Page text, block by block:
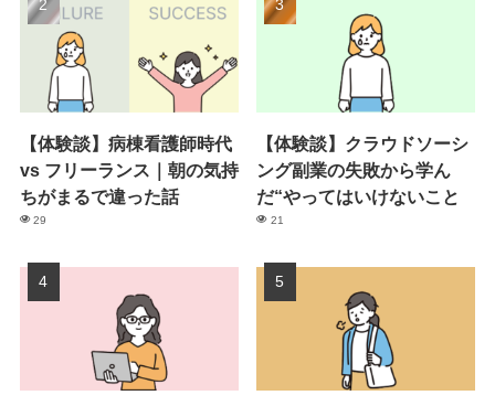
【体験談】病棟看護師時代
vs フリーランス｜朝の気持
ちがまるで違った話
29
【体験談】クラウドソーシ
ング副業の失敗から学ん
だ“やってはいけないこと
21